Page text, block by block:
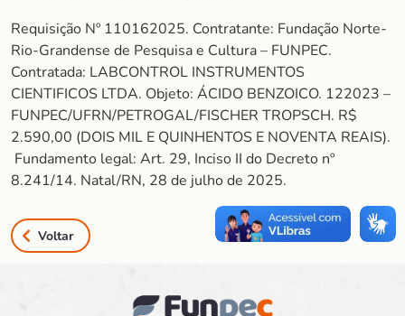
Requisição Nº 110162025. Contratante: Fundação Norte-
Rio-Grandense de Pesquisa e Cultura – FUNPEC.
Contratada: LABCONTROL INSTRUMENTOS
CIENTIFICOS LTDA. Objeto: ÁCIDO BENZOICO. 122023 –
FUNPEC/UFRN/PETROGAL/FISCHER TROPSCH. R$
2.590,00 (DOIS MIL E QUINHENTOS E NOVENTA REAIS).
Fundamento legal: Art. 29, Inciso II do Decreto nº
8.241/14. Natal/RN, 28 de julho de 2025.
Voltar